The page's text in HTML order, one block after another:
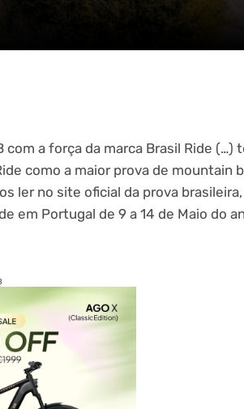
com a força da marca Brasil Ride (…)
como a maior prova de mountain
ler no site oficial da prova
em Portugal de 9 a 14 de Maio do